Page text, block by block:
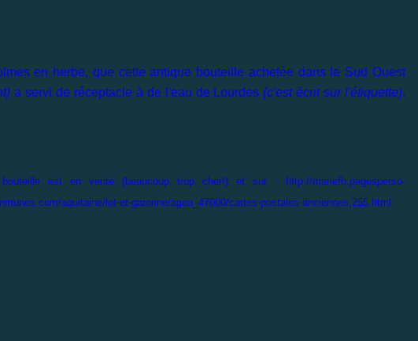
en herbe, que cette antique bouteille achetée dans le Sud Ouest
a servi de réceptacle à de l'eau de Lourdes(c'est écrit sur l'étiquette).
est en vente (beaucoup trop cher!) et sur : http://mariefb.pagesperso-
aquitaine/lot-et-garonne/agen_47000/cartes-postales-anciennes,255.html